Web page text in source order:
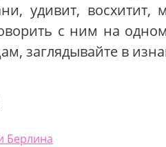
удивит, восхитит,
с ним на
заглядывайте в
Берлина